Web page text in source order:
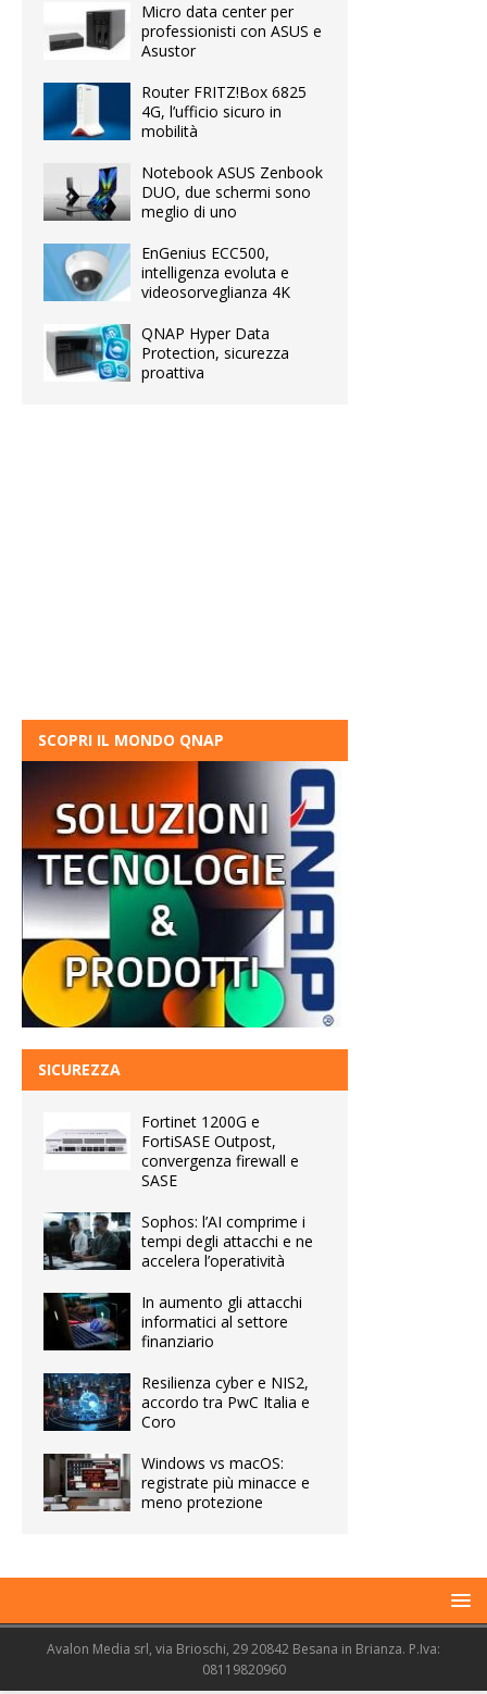
Micro data center per
professionisti con ASUS e
Asustor
Router FRITZ!Box 6825
4G, l’ufficio sicuro in
mobilità
Notebook ASUS Zenbook
DUO, due schermi sono
meglio di uno
EnGenius ECC500,
intelligenza evoluta e
videosorveglianza 4K
QNAP Hyper Data
Protection, sicurezza
proattiva
SCOPRI IL MONDO QNAP
SICUREZZA
Fortinet 1200G e
FortiSASE Outpost,
convergenza firewall e
SASE
Sophos: l’AI comprime i
tempi degli attacchi e ne
accelera l’operatività
In aumento gli attacchi
informatici al settore
finanziario
Resilienza cyber e NIS2,
accordo tra PwC Italia e
Coro
Windows vs macOS:
registrate più minacce e
meno protezione
Avalon Media srl, via Brioschi, 29 20842 Besana in Brianza. P.Iva:
08119820960